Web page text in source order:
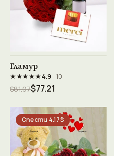
Гламур
★★★★★4.9· 10
$81.97$77.21
Спести 4.17$